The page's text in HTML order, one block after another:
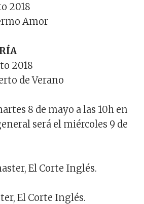
2018
Amor
2018
de Verano
8 de mayo a las 10h en
será el miércoles 9 de
El Corte Inglés.
El Corte Inglés.